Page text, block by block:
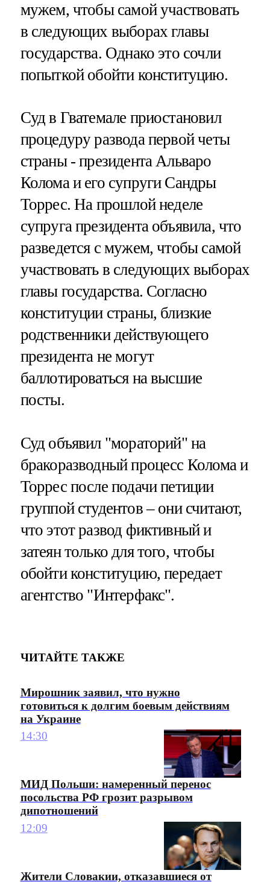
мужем, чтобы самой участвовать
в следующих выборах главы
государства. Однако это сочли
попыткой обойти конституцию.
Cуд в Гватемале приостановил
процедуру развода первой четы
страны - президента Альваро
Колома и его супруги Сандры
Торрес. На прошлой неделе
супруга президента объявила, что
разведется с мужем, чтобы самой
участвовать в следующих выборах
главы государства. Согласно
конституции страны, близкие
родственники действующего
президента не могут
баллотироваться на высшие
посты.
Суд объявил "мораторий" на
бракоразводный процесс Колома и
Торрес после подачи петиции
группой студентов – они считают,
что этот развод фиктивный и
затеян только для того, чтобы
обойти конституцию, передает
агентство "Интерфакс".
ЧИТАЙТЕ ТАКЖЕ
Мирошник заявил, что нужно
готовиться к долгим боевым действиям
на Украине
14:30
МИД Польши: намеренный перенос
посольства РФ грозит разрывом
дипотношений
12:09
Жители Словакии, отказавшиеся от